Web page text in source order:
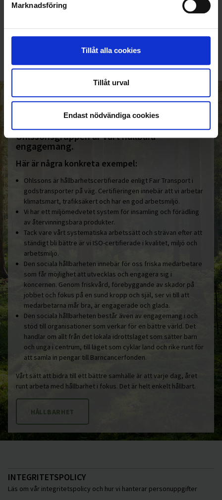
Marknadsföring
Tillåt alla cookies
Tillåt urval
Endast nödvändiga cookies
KUNDTJÄNST
010-45 00 200​
HELT ENKELT HÅLLBART
Den gemensamma nämnaren i
Ohlssonsgruppen är vårt hållbara
engagemang.
Här är några konkreta exempel:
Ohlssons är hållbarhetscertifierade enligt Fair Transport i
godstransporter på väg. Certifieringen innebär att vi arbetar
klimatsmart, trafiksäkert och har en god arbetsmiljö.
Vi har ett miljömedvetet system för insamling och förädling
av återvinningsbara produkter.
Tack vare vårt systematiska arbetssätt och strävan efter att
ständigt bli bättre är vi ISO-certifierade i kvalitet, miljö och
arbetsmiljö.
Den sociala hållbarheten innebär för oss friska medarbetare
som får möjlighet att utvecklas och engagera sig i
koncernen. Genom friskvård, förebyggande av skador på
jobbet och fokus på en sund kropp och själ, ser vi till att
medarbetarna mår bra, är engagerade och glada.
Den sociala hållbarheten består även av engagemang i och
stöd till organisationer som verkar för en bättre värld. Det
handlar om allt från det lokala idrottslaget som sätter barn
och unga i centrum, till laget som cyklar land och rike runt för
att samla in pengar till Barncancerfonden.
Vårt sätt att bidra till ett bättre samhälle är att varje dag, året
runt arbeta med hållbarhet i fokus. Det är helt enkelt hållbart.
HÅLLBARHET
INTEGRITETSPOLICY
Läs om vår integritetspolicy och hur vi hanterar personuppgifter